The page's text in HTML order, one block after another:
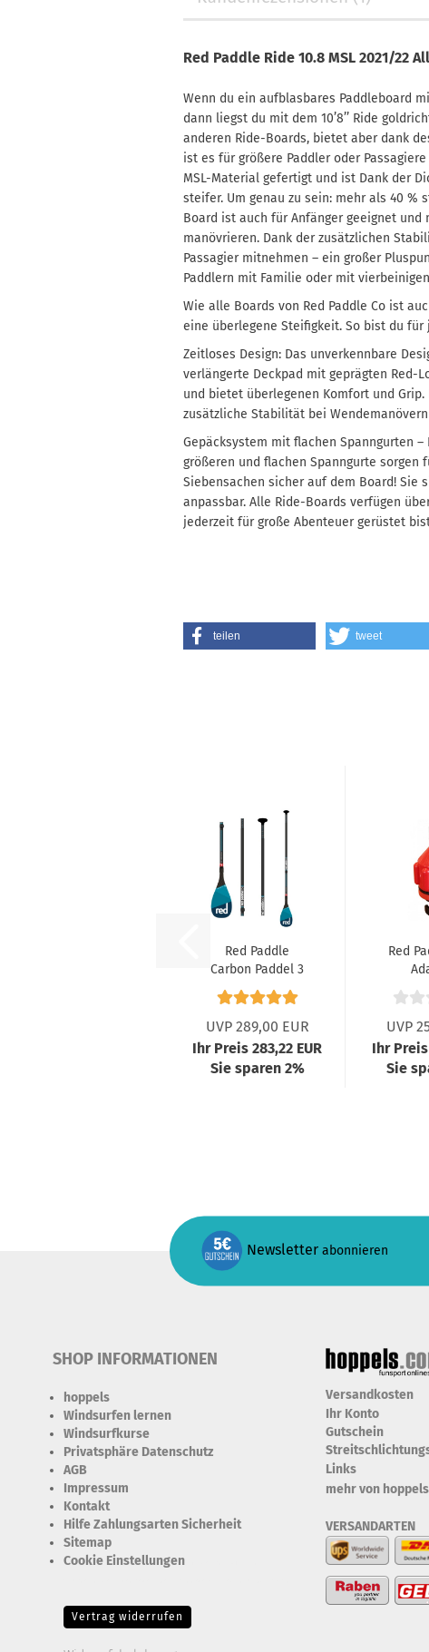
Red Paddle Ride 10.8 MSL 2021/22
Wenn du ein aufblasbares Paddleboard
dann liegst du mit dem 10’8’’ Ride
anderen Ride-Boards, bietet aber dank
ist es für größere Paddler oder
MSL-Material gefertigt und ist Dank der
steifer. Um genau zu sein: mehr als 40 %
Board ist auch für Anfänger geeignet
manövrieren. Dank der zusätzlichen
Passagier mitnehmen – ein großer
Paddlern mit Familie oder mit
Wie alle Boards von Red Paddle Co ist
eine überlegene Steifigkeit. So bist du
Zeitloses Design: Das unverkennbare
verlängerte Deckpad mit geprägten Red-
und bietet überlegenen Komfort und
zusätzliche Stabilität bei
Gepäcksystem mit flachen Spanngurten –
größeren und flachen Spanngurte sorgen
Siebensachen sicher auf dem Board!
anpassbar. Alle Ride-Boards verfügen
jederzeit für große Abenteuer gerüstet
teilen tweet
Red Paddle
Carbon Paddel 3
teilig
UVP 289,00 EUR
Ihr Preis 283,22 EUR
Sie sparen 2%
Red
UVP
Ihr Preis
Sie
Newsletter abonnieren
SHOP INFORMATIONEN
hoppels
Windsurfen lernen
Windsurfkurse
Privatsphäre Datenschutz
AGB
Impressum
Kontakt
Hilfe Zahlungsarten Sicherheit
Sitemap
Cookie Einstellungen
Vertrag widerrufen
Versandkosten
Ihr Konto
Gutschein
Links
mehr von hoppels
VERSANDARTEN